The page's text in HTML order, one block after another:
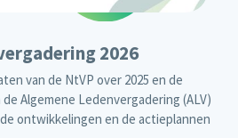
2026
van de NtVP over 2025 en de
Algemene Ledenvergadering (ALV)
ontwikkelingen en de actieplannen